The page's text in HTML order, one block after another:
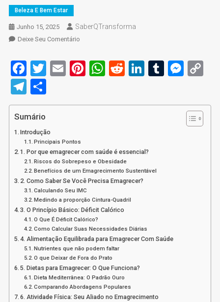
Beleza E Bem Estar
Junho 15, 2025 SaberQTransforma
Deixe Seu ComentárioOn
Com
Saúde:
90
Perder
Peso
De
Forma
Facebook
Twitter
EmailPinterest
WhatsApp
RedditLinkedIn
Tumblr
Telegram
Share
Sumário
Introdução
Principais Pontos
1. Por que emagrecer com saúde é essencial?
Riscos do Sobrepeso e Obesidade
Benefícios de um Emagrecimento Sustentável
2. Como Saber Se Você Precisa Emagrecer?
Calculando Seu IMC
Medindo a proporção Cintura-Quadril
3. O Princípio Básico: Déficit Calórico
O Que É Déficit Calórico?
Como Calcular Suas Necessidades Diárias
4. Alimentação Equilibrada para Emagrecer Com Saúde
Nutrientes que não podem faltar
O que Deixar de Fora do Prato
5. Dietas para Emagrecer: O Que Funciona?
Dieta Mediterrânea: O Padrão Ouro
Comparando Abordagens Populares
6. Atividade Física: Seu Aliado no Emagrecimento